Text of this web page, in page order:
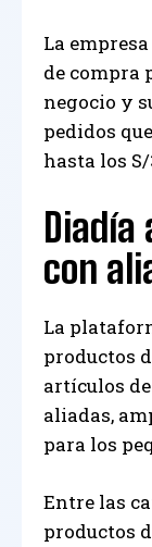
La
de compra
negocio y
pedidos
hasta los
con
La
productos
artículos
aliadas,
para los
Entre las
productos